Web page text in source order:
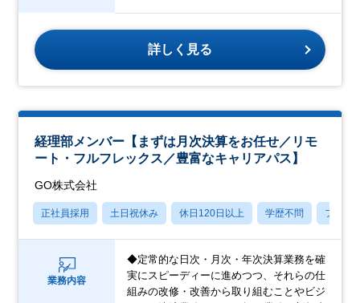
詳しく見る
経理部メンバー【まずは月次決算をお任せ／リモ
ート・フルフレックス／豊富なキャリアパス】
GO株式会社
正社員採用 土日祝休み 休日120日以上 学歴不問 フレッ
業務内容
◆定常的な日次・月次・年次決算業務を確
実にスピーディーに進めつつ、それらの仕
組みの改修・改善から取り組むことやビジ